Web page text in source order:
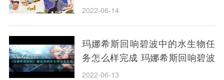
2022-06-14
玛娜希斯回响碧波中的水生物任
务怎么样完成 玛娜希斯回响碧波
中的水生物任务方法
2022-06-13